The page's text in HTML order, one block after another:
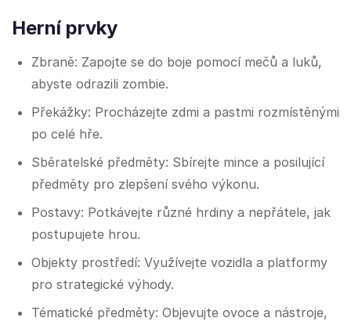
Herní prvky
Zbraně: Zapojte se do boje pomocí mečů a luků,
abyste odrazili zombie.
Překážky: Procházejte zdmi a pastmi rozmístěnými
po celé hře.
Sběratelské předměty: Sbírejte mince a posilující
předměty pro zlepšení svého výkonu.
Postavy: Potkávejte různé hrdiny a nepřátele, jak
postupujete hrou.
Objekty prostředí: Využívejte vozidla a platformy
pro strategické výhody.
Tématické předměty: Objevujte ovoce a nástroje,